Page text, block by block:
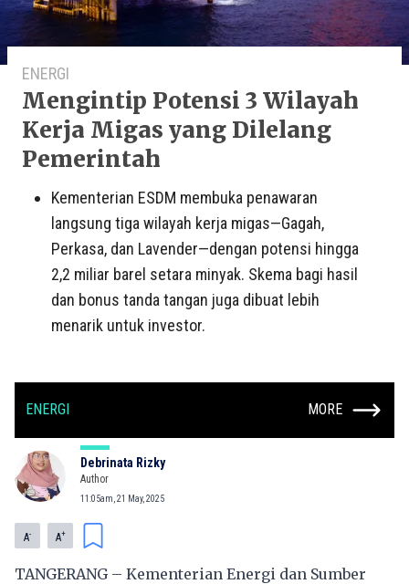
ENERGI
Mengintip Potensi 3 Wilayah
Kerja Migas yang Dilelang
Pemerintah
Kementerian ESDM membuka penawaran
langsung tiga wilayah kerja migas—Gagah,
Perkasa, dan Lavender—dengan potensi hingga
2,2 miliar barel setara minyak. Skema bagi hasil
dan bonus tanda tangan juga dibuat lebih
menarik untuk investor.
ENERGI MORE
Debrinata Rizky
Author
11:05am, 21 May, 2025
A- A+
TANGERANG – Kementerian Energi dan Sumber